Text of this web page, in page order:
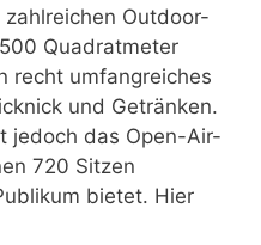
Outdoor-
Quadratmeter
recht umfangreiches
und Getränken.
jedoch das Open-Air-
720 Sitzen
bietet. Hier